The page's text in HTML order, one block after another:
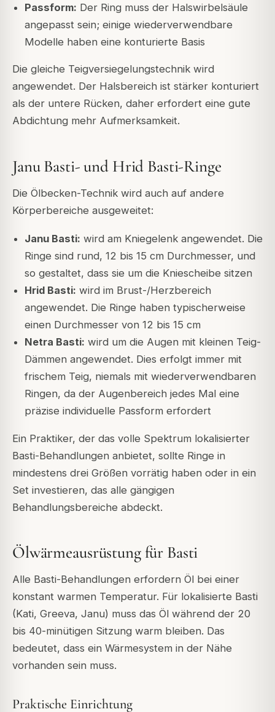
Passform: Der Ring muss der Halswirbelsäule
angepasst sein; einige wiederverwendbare
Modelle haben eine konturierte Basis
Die gleiche Teigversiegelungstechnik wird
angewendet. Der Halsbereich ist stärker konturiert
als der untere Rücken, daher erfordert eine gute
Abdichtung mehr Aufmerksamkeit.
Janu Basti- und Hrid Basti-Ringe
Die Ölbecken-Technik wird auch auf andere
Körperbereiche ausgeweitet:
Janu Basti: wird am Kniegelenk angewendet. Die
Ringe sind rund, 12 bis 15 cm Durchmesser, und
so gestaltet, dass sie um die Kniescheibe sitzen
Hrid Basti: wird im Brust-/Herzbereich
angewendet. Die Ringe haben typischerweise
einen Durchmesser von 12 bis 15 cm
Netra Basti: wird um die Augen mit kleinen Teig-
Dämmen angewendet. Dies erfolgt immer mit
frischem Teig, niemals mit wiederverwendbaren
Ringen, da der Augenbereich jedes Mal eine
präzise individuelle Passform erfordert
Ein Praktiker, der das volle Spektrum lokalisierter
Basti-Behandlungen anbietet, sollte Ringe in
mindestens drei Größen vorrätig haben oder in ein
Set investieren, das alle gängigen
Behandlungsbereiche abdeckt.
Ölwärmeausrüstung für Basti
Alle Basti-Behandlungen erfordern Öl bei einer
konstant warmen Temperatur. Für lokalisierte Basti
(Kati, Greeva, Janu) muss das Öl während der 20
bis 40-minütigen Sitzung warm bleiben. Das
bedeutet, dass ein Wärmesystem in der Nähe
vorhanden sein muss.
Praktische Einrichtung